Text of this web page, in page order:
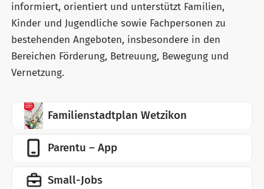
informiert, orientiert und unterstützt Familien,
Kinder und Jugendliche sowie Fachpersonen zu
bestehenden Angeboten, insbesondere in den
Bereichen Förderung, Betreuung, Bewegung und
Vernetzung.
Familienstadtplan Wetzikon
Parentu – App
Small-Jobs